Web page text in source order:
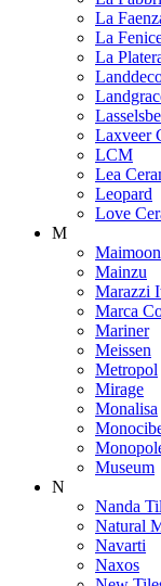
La
La
La
Laxveer
LCM
Lea
Leopard
Love
M
Mainzu
Marazzi
Marca
Mariner
Meissen
Metropol
Mirage
Monalisa
Museum
N
Nanda
Natural
Navarti
Naxos